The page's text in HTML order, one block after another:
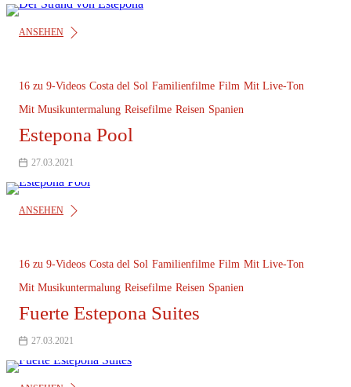
ANSEHEN
16 zu 9-Videos Costa del Sol Familienfilme Film Mit Live-Ton
Mit Musikuntermalung Reisefilme Reisen Spanien
Estepona Pool
27.03.2021
ANSEHEN
16 zu 9-Videos Costa del Sol Familienfilme Film Mit Live-Ton
Mit Musikuntermalung Reisefilme Reisen Spanien
Fuerte Estepona Suites
27.03.2021